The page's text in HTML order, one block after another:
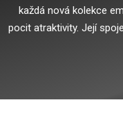
každá nová kolekce
pocit atraktivity. Její